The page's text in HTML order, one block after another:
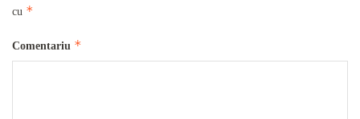
cu *
Comentariu *